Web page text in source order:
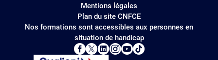
Mentions légales
Plan du site CNFCE
Nos formations sont accessibles aux personnes en
situation de handicap